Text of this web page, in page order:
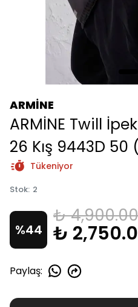
ARMİNE
ARMİNE Twill
26 Kış 9443D
Tükeniyor
Stok: 2
%44
₺ 4,900.00
₺
Paylaş: